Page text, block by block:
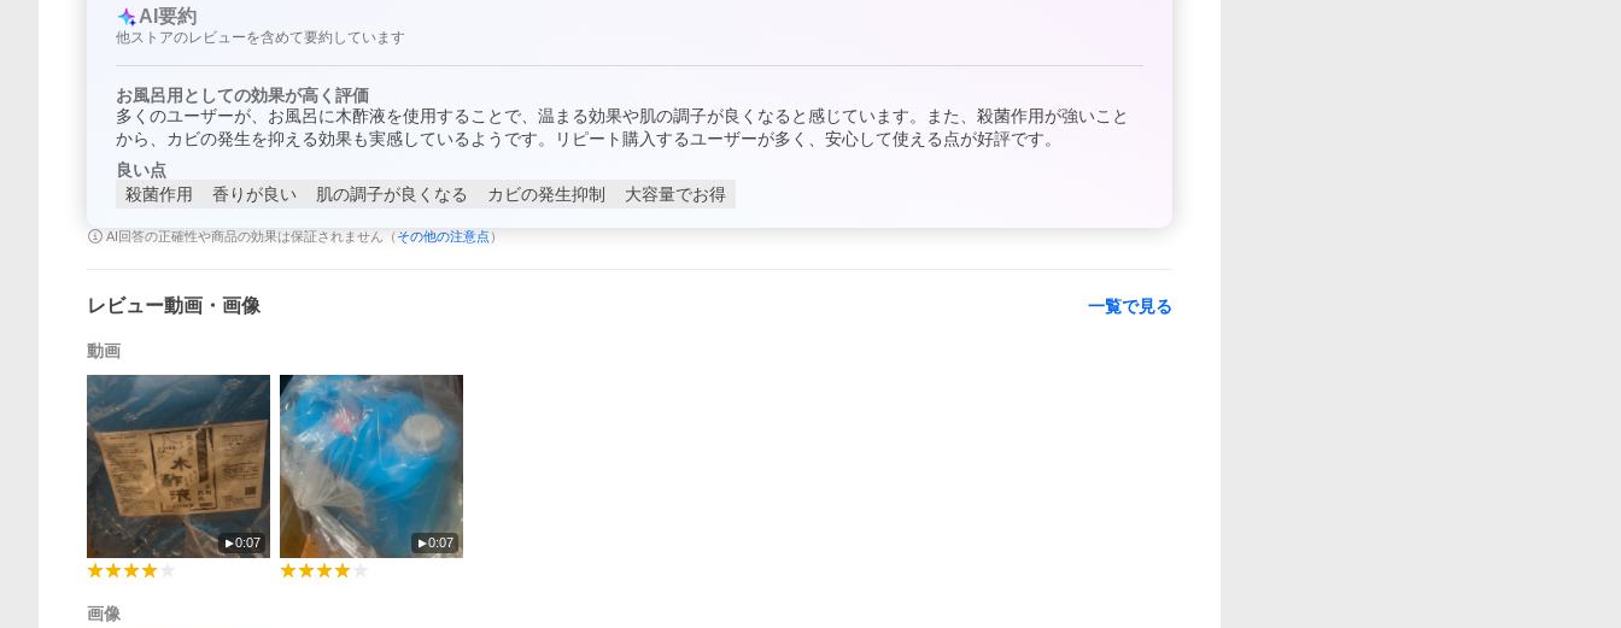
AI要約
他ストアのレビューを含めて要約しています
お風呂用としての効果が高く評価
多くのユーザーが、お風呂に木酢液を使用することで、温まる効果や肌の調子が良くなると感じています。また、殺菌作用が強いこと
から、カビの発生を抑える効果も実感しているようです。リピート購入するユーザーが多く、安心して使える点が好評です。
良い点
殺菌作用
香りが良い 肌の調子が良くなる カビの発生抑制 大容量でお得
AI回答の正確性や商品の効果は保証されません（ その他の注意点 ）
レビュー動画・画像 一覧で見る
動画
0:07 0:07
画像